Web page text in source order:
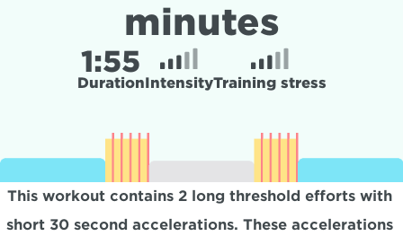
minutes
1:55
DurationIntensityTraining stress
This workout contains 2 long threshold efforts with
short 30 second accelerations. These accelerations